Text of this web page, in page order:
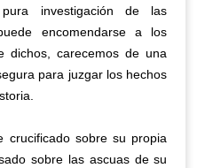
investigación de las
encomendarse a los
dichos, carecemos de una
para juzgar los hechos
crucificado sobre su propia
sobre las ascuas de su